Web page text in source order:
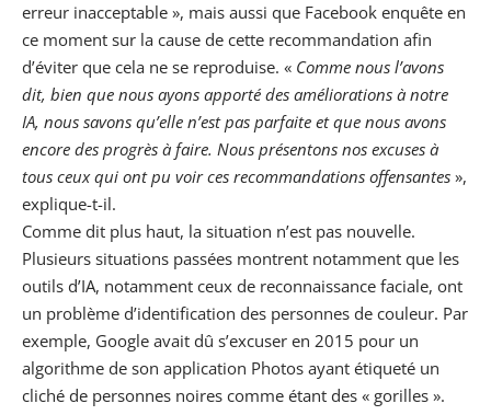
erreur inacceptable », mais aussi que Facebook enquête en
ce moment sur la cause de cette recommandation afin
d’éviter que cela ne se reproduise. « Comme nous l’avons
dit, bien que nous ayons apporté des améliorations à notre
IA, nous savons qu’elle n’est pas parfaite et que nous avons
encore des progrès à faire. Nous présentons nos excuses à
tous ceux qui ont pu voir ces recommandations offensantes »,
explique-t-il.
Comme dit plus haut, la situation n’est pas nouvelle.
Plusieurs situations passées montrent notamment que les
outils d’IA, notamment ceux de reconnaissance faciale, ont
un problème d’identification des personnes de couleur. Par
exemple, Google avait dû s’excuser en 2015 pour un
algorithme de son application Photos ayant étiqueté un
cliché de personnes noires comme étant des « gorilles ».